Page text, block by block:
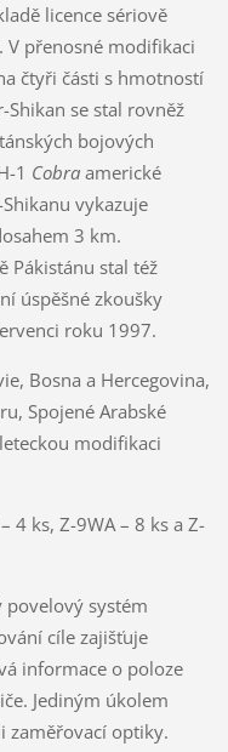
licence sériově
V přenosné modifikaci
čtyři části s hmotností
se stal rovněž
bojových
1 Cobraamerické
vykazuje
3 km.
Pákistánu stal též
úspěšné zkoušky
roku 1997.
Bosna a Hercegovina,
Spojené Arabské
modifikaci
4 ks, Z-9WA – 8 ks a Z-
systém
cíle zajišťuje
informace o poloze
Jediným úkolem
zaměřovací optiky.